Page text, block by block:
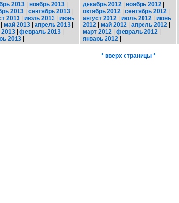
2013 | ноябрь 2013 |
2013 | сентябрь 2013 |
2013 | июль 2013 | июнь
| май 2013 | апрель 2013 |
2013 | февраль 2013 |
2013 |
декабрь 2012 | ноябрь 2012 |
октябрь 2012 | сентябрь 2012 |
август 2012 | июль 2012 | июнь
2012 | май 2012 | апрель 2012 |
март 2012 | февраль 2012 |
январь 2012 |
* вверх страницы *